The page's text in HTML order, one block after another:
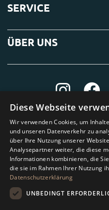
SERVICE
ÜBER UNS
Diese Webseite
Wir verwenden Cookies, um
und unseren Datenverkehr zu
über Ihre Nutzung unserer
Analysepartner weiter, die diese
Informationen kombinieren, die
die sie im Rahmen Ihrer Nutzung
Datenschutzerklärung
UNBEDINGT